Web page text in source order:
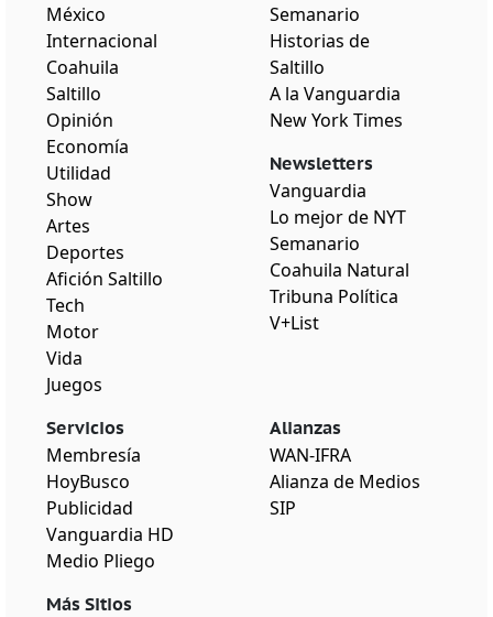
México
Internacional
Coahuila
Saltillo
Opinión
Economía
Utilidad
Show
Artes
Deportes
Afición Saltillo
Tech
Motor
Vida
Juegos
Semanario
Historias de
Saltillo
A la Vanguardia
New York Times
Newsletters
Vanguardia
Lo mejor de NYT
Semanario
Coahuila Natural
Tribuna Política
V+List
Servicios
Membresía
HoyBusco
Publicidad
Vanguardia HD
Medio Pliego
Más Sitios
Alianzas
WAN-IFRA
Alianza de Medios
SIP